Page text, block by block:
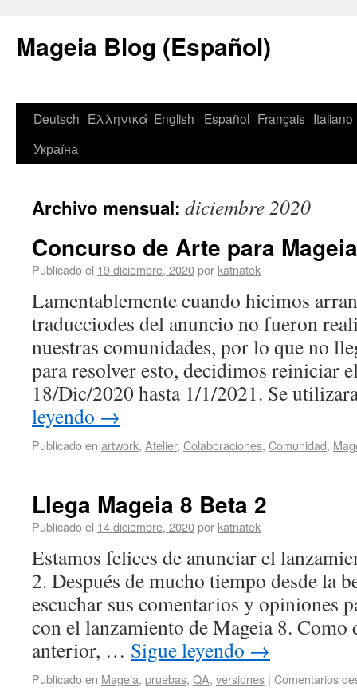
Mageia Blog (Español)
Deutsch Ελληνικά English Español Français Italiano
Україна
Archivo mensual: diciembre 2020
Concurso de Arte para
Publicado el 19 diciembre, 2020por katnatek
Lamentablemente cuando hicimos
traducciodes del anuncio no fueron
nuestras comunidades, por lo que no
para resolver esto, decidimos reiniciar
18/Dic/2020 hasta 1/1/2021. Se
leyendo →
Publicado en artwork, Atelier, Colaboraciones, Comunidad,
Llega Mageia 8 Beta 2
Publicado el 14 diciembre, 2020por katnatek
Estamos felices de anunciar el
2. Después de mucho tiempo desde la
escuchar sus comentarios y opiniones
con el lanzamiento de Mageia 8. Como
anterior, … Sigue leyendo →
Publicado en Mageia, pruebas, QA, versiones | Comentarios